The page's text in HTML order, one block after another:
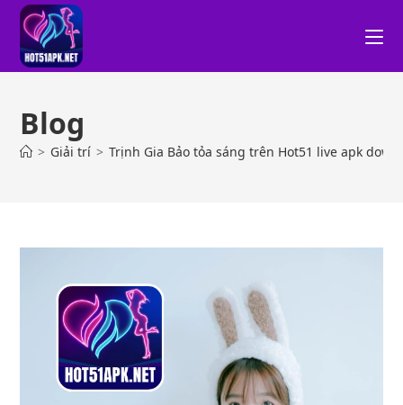
Blog
> Giải trí > Trịnh Gia Bảo tỏa sáng trên Hot51 live apk